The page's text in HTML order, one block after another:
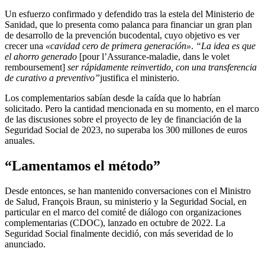
Un esfuerzo confirmado y defendido tras la estela del Ministerio de
Sanidad, que lo presenta como palanca para financiar un gran plan
de desarrollo de la prevención bucodental, cuyo objetivo es ver
crecer una «cavidad cero de primera generación». “La idea es que
el ahorro generado [pour l’Assurance-maladie, dans le volet
remboursement] ser rápidamente reinvertido, con una transferencia
de curativo a preventivo”justifica el ministerio.
Los complementarios sabían desde la caída que lo habrían
solicitado. Pero la cantidad mencionada en su momento, en el marco
de las discusiones sobre el proyecto de ley de financiación de la
Seguridad Social de 2023, no superaba los 300 millones de euros
anuales.
“Lamentamos el método”
Desde entonces, se han mantenido conversaciones con el Ministro
de Salud, François Braun, su ministerio y la Seguridad Social, en
particular en el marco del comité de diálogo con organizaciones
complementarias (CDOC), lanzado en octubre de 2022. La
Seguridad Social finalmente decidió, con más severidad de lo
anunciado.